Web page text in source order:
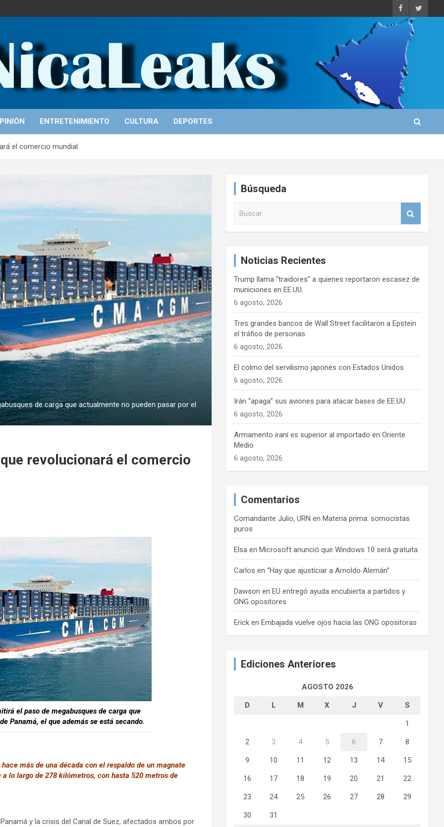
ENTRETENIMIENTO CULTURA DEPORTES
el comercio mundial
de carga que actualmente no pueden pasar por el
revolucionará el comercio
el paso de megabusques de carga que
Panamá, el que además se está secando.
más de una década con el respaldo de un magnate
lo largo de 278 kilómetros, con hasta 520 metros de
y la crisis del Canal de Suez, afectados ambos por
Búsqueda
Noticias Recientes
Trump llama “traidores” a quienes reportaron escasez de
municiones en EE.UU.
6 agosto, 2026
Tres grandes bancos de Wall Street facilitaron a Epstein
el tráfico de personas
6 agosto, 2026
El colmo del servilismo japonés con Estados Unidos
6 agosto, 2026
Irán “apaga” sus aviones para atacar bases de EE.UU.
6 agosto, 2026
Armamento iraní es superior al importado en Oriente
Medio
6 agosto, 2026
Comentarios
Comandante Julio, URN en Materia prima: somocistas
puros
Elsa en Microsoft anunció que Windows 10 será gratuita
Carlosen“Hay que ajusticiar a Arnoldo Alemán”
Dawson en EU entregó ayuda encubierta a partidos y
ONG opositores
Erick en Embajada vuelve ojos hacia las ONG opositoras
Ediciones Anteriores
AGOSTO 2026
D L M X J V S
1
2 3 4 5 6 7 8
9 10 11 12 13 14 15
16 17 18 19 20 21 22
23 24 25 26 27 28 29
30 31